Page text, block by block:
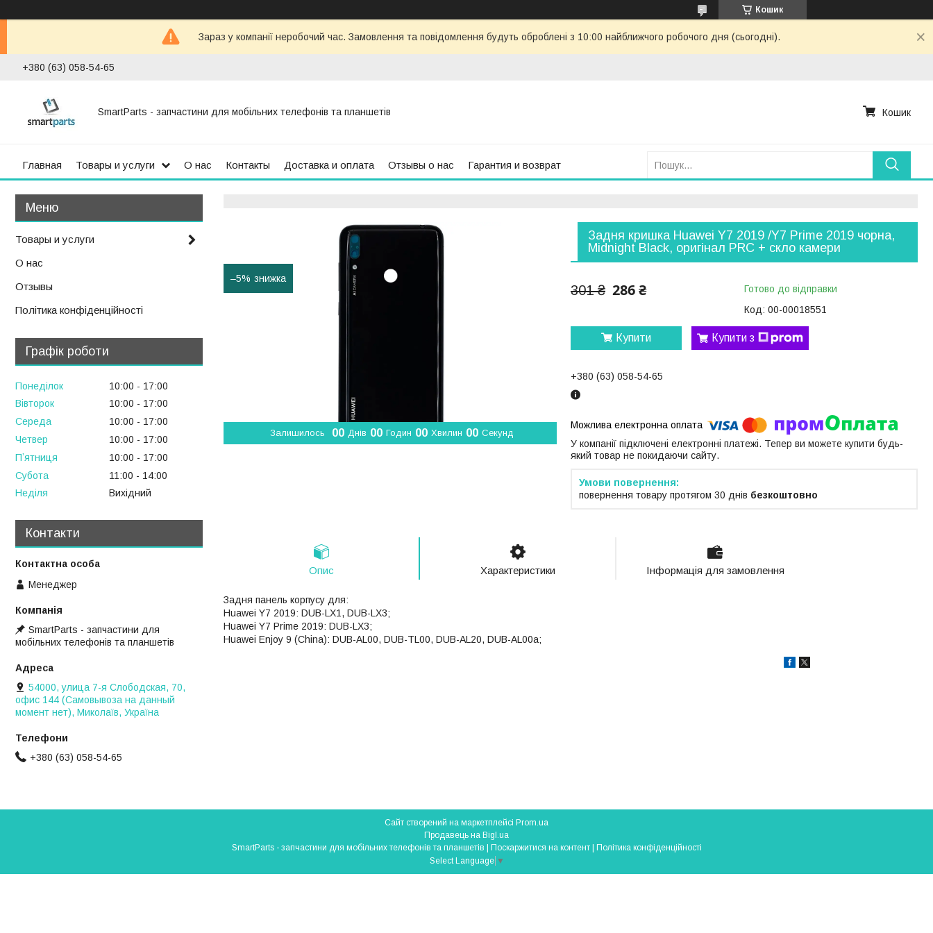
Кошик
Зараз у компанії неробочий час. Замовлення та повідомлення будуть оброблені з 10:00 найближчого робочого дня (сьогодні).
+380 (63) 058-54-65
SmartParts - запчастини для мобільних телефонів та планшетів Кошик
Главная Товары и услуги О нас Контакты Доставка и оплата Отзывы о нас Гарантия и возврат
–5%
Залишилось 00 Днів 00 Годин 00 Хвилин 00 Секунд
Задня кришка Huawei Y7 2019 /Y7 Prime 2019 чорна,
Midnight Black, оригінал PRC + скло камери
301 ₴ 286 ₴
Готово до відправки
Код: 00-00018551
Купити Купити з
+380 (63) 058-54-65
У компанії підключені електронні платежі. Тепер ви можете купити будь-
який товар не покидаючи сайту.
повернення товару протягом 30 днів безкоштовно
Опис Характеристики Інформація для замовлення
Задня панель корпусу для:
Huawei Y7 2019: DUB-LX1, DUB-LX3;
Huawei Y7 Prime 2019: DUB-LX3;
Huawei Enjoy 9 (China): DUB-AL00, DUB-TL00, DUB-AL20, DUB-AL00a;
Товары и услуги
О нас
Отзывы
Політика конфіденційності
Графік роботи
Понеділок 10:00
17:00
Вівторок
10:00
17:00
Середа
10:00
17:00
Четвер
10:00
17:00
Пʼятниця
10:00
17:00
Субота
11:00
14:00
Неділя
Вихідний
Контакти
Менеджер
SmartParts - запчастини для
мобільних телефонів та планшетів
54000, улица 7-я Слободская, 70,
офис 144 (Самовывоза на данный
момент нет), Миколаїв, Україна
+380 (63) 058-54-65
Сайт створений на маркетплейсі Prom.ua
Продавець на Bigl.ua
SmartParts - запчастини для мобільних телефонів та планшетів | Поскаржитися на контент | Політика конфіденційності
Select Language ▼